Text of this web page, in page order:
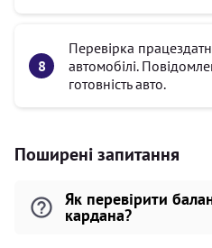
Перевірка
автомобілі.
готовність авто.
Поширені запитання
Як перевірити
кардана?